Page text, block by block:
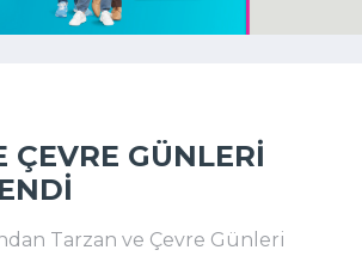
ÇEVRE GÜNLERI
Tarzan ve Çevre Günleri